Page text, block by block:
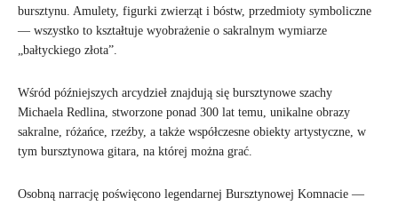
bursztynu. Amulety, figurki zwierząt i bóstw, przedmioty symboliczne
— wszystko to kształtuje wyobrażenie o sakralnym wymiarze
„bałtyckiego złota”.
Wśród późniejszych arcydzieł znajdują się bursztynowe szachy
Michaela Redlina, stworzone ponad 300 lat temu, unikalne obrazy
sakralne, różańce, rzeźby, a także współczesne obiekty artystyczne, w
tym bursztynowa gitara, na której można grać.
Osobną narrację poświęcono legendarnej Bursztynowej Komnacie —